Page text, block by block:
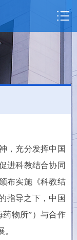
充分发挥中国
进科教结合协同
布实施《科教结
指导之下，中国
药物所”）与合作